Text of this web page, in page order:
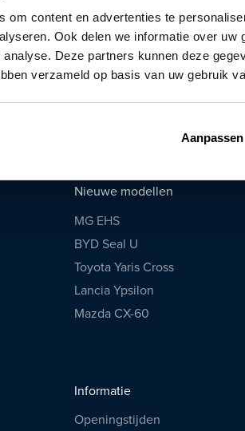
om content en advertenties te
Ook delen we informatie over
analyse. Deze partners kunnen deze
verzameld op basis van uw gebruik
Aanpassen
Nieuwe modellen
MG EHS
BYD Seal U
Toyota Yaris Cross
Lancia Ypsilon
Mazda CX-60
Informatie
Openingstijden